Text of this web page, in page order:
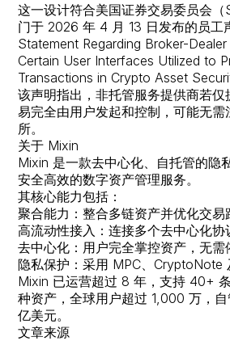
这一设计符合美国证券交易委员会（
门于 2026 年 4 月 13 日发布的员工
Statement Regarding Broker-
Certain User Interfaces Utilized to
Transactions in Crypto Asset
该声明指出，非托管服务提供商若
易完全由用户发起和控制，可能无
所。
关于 Mixin
Mixin 是一款去中心化、自托管的隐
安全高效的数字资产管理服务。
其核心能力包括：
聚合能力 ：整合多链资产并优化交易
高流动性接入 ：连接多个去中心化
去中心化 ：用户完全掌控资产，无
隐私保护 ：采用 MPC、CryptoNote
Mixin 已运营超过 8 年，支持 40+
种资产，全球用户超过 1,000 万，
亿美元。
文章来源